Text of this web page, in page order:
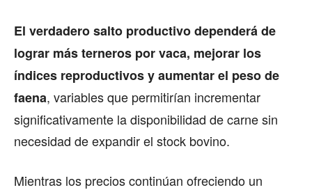
El verdadero salto productivo dependerá de
lograr más terneros por vaca, mejorar los
índices reproductivos y aumentar el peso de
faena, variables que permitirían incrementar
significativamente la disponibilidad de carne sin
necesidad de expandir el stock bovino.
Mientras los precios continúan ofreciendo un